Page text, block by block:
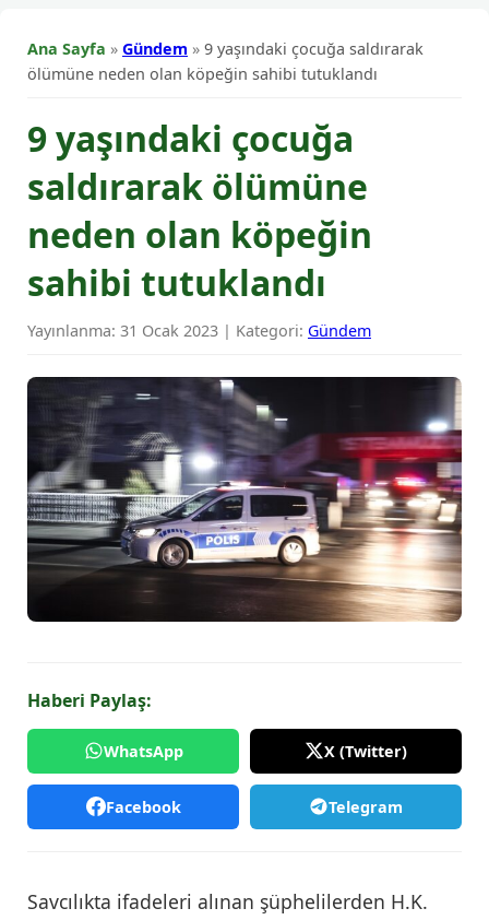
Ana Sayfa » Gündem » 9 yaşındaki çocuğa saldırarak
ölümüne neden olan köpeğin sahibi tutuklandı
9 yaşındaki çocuğa
saldırarak ölümüne
neden olan köpeğin
sahibi tutuklandı
Yayınlanma: 31 Ocak 2023 | Kategori: Gündem
Haberi Paylaş:
WhatsApp X (Twitter)
Facebook Telegram
Savcılıkta ifadeleri alınan şüphelilerden H.K.